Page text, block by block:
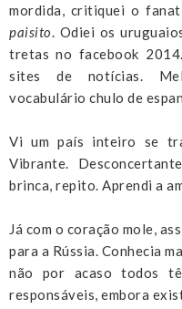
mordida, critiquei o
paisito. Odiei os
tretas no facebook
sites de notícias.
vocabulário chulo de
Vi um país inteiro se
Vibrante.
brinca, repito. Aprendi a
Já com o coração mole,
para a Rússia. Conhecia
não por acaso todos
responsáveis, embora